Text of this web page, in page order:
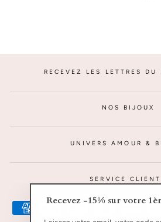
Recevez -15% sur votre
RECEVEZ LES LETTRES DU
NOS BIJOUX
UNIVERS AMOUR &
SERVICE